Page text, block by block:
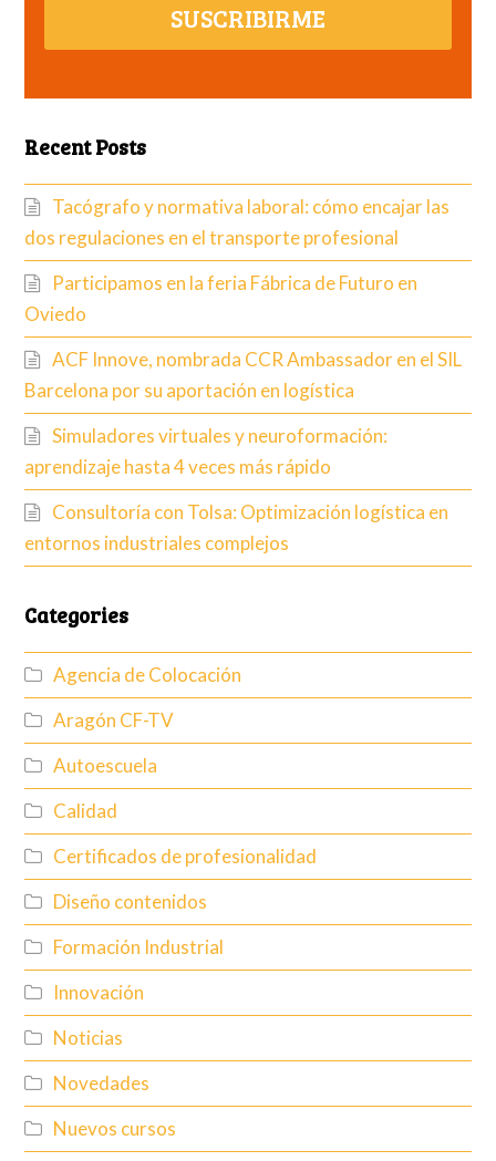
SUSCRIBIRME
Recent Posts
Tacógrafo y normativa laboral: cómo encajar las
dos regulaciones en el transporte profesional
Participamos en la feria Fábrica de Futuro en
Oviedo
ACF Innove, nombrada CCR Ambassador en el SIL
Barcelona por su aportación en logística
Simuladores virtuales y neuroformación:
aprendizaje hasta 4 veces más rápido
Consultoría con Tolsa: Optimización logística en
entornos industriales complejos
Categories
Agencia de Colocación
Aragón CF-TV
Autoescuela
Calidad
Certificados de profesionalidad
Diseño contenidos
Formación Industrial
Innovación
Noticias
Novedades
Nuevos cursos